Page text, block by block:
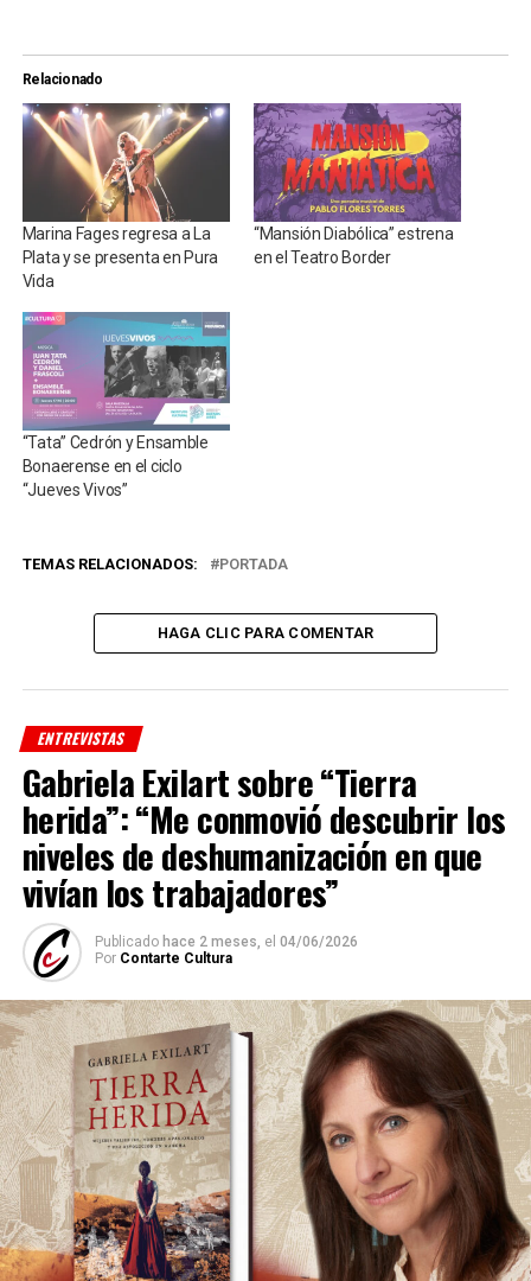
Relacionado
Marina Fages regresa a La
Plata y se presenta en Pura
Vida
“Mansión Diabólica” estrena
en el Teatro Border
“Tata” Cedrón y Ensamble
Bonaerense en el ciclo
“Jueves Vivos”
TEMAS RELACIONADOS: PORTADA
HAGA CLIC PARA COMENTAR
ENTREVISTAS
Gabriela Exilart sobre “Tierra
herida”: “Me conmovió descubrir los
niveles de deshumanización en que
vivían los trabajadores”
Publicado hace 2 meses, el 04/06/2026
Por Contarte Cultura